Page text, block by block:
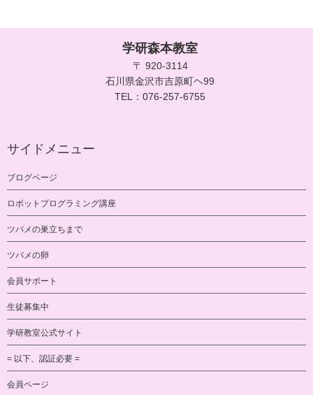
学研森本教室
〒 920-3114
石川県金沢市吉原町ヘ99
TEL：076-257-6755
サイドメニュー
ブログページ
ロボットプログラミング講座
ツバメの巣立ちまで
ツバメの卵
会員サポート
生徒募集中
学研教室公式サイト
= 以下、認証必要 =
会員ページ